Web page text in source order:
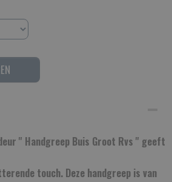
'' Handgreep Buis Groot Rvs '' geeft
touch. Deze handgreep is van